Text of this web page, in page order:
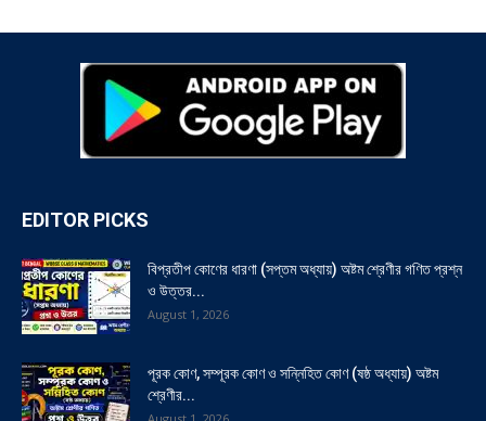
EDITOR PICKS
বিপ্রতীপ কোণের ধারণা (সপ্তম অধ্যায়) অষ্টম শ্রেণীর গণিত প্রশ্ন
ও উত্তর...
August 1, 2026
পূরক কোণ, সম্পূরক কোণ ও সন্নিহিত কোণ (ষষ্ঠ অধ্যায়) অষ্টম
শ্রেণীর...